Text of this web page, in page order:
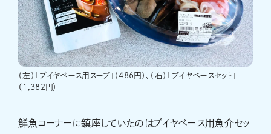
（左）「ブイヤベース用スープ」（486円）、（右）「ブイヤベースセット」
（1,382円）
鮮魚コーナーに鎮座していたのはブイヤベース用魚介セッ